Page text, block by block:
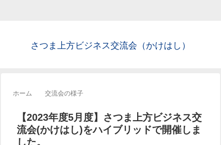
さつま上方ビジネス交流会（かけはし）
ホーム 交流会の様子
【2023年度5月度】さつま上方ビジネス交
流会(かけはし)をハイブリッドで開催しま
した。